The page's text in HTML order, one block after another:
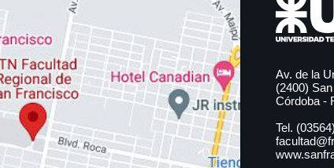
Av. de la
(2400)
Córdoba -
Tel. (03564)